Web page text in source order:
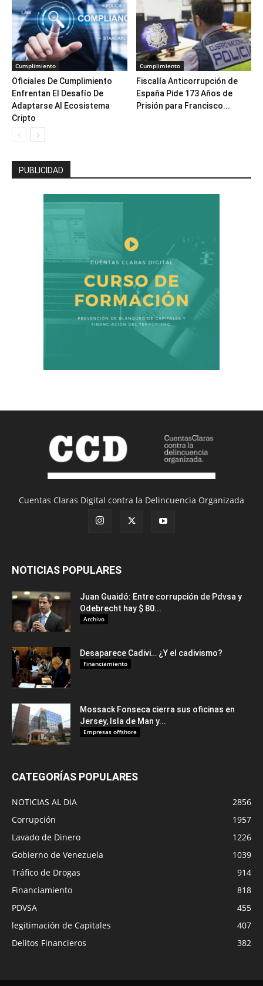
Cumplimiento
Oficiales De Cumplimiento
Enfrentan El Desafío De
Adaptarse Al Ecosistema
Cripto
Cumplimiento
Fiscalía Anticorrupción de
España Pide 173 Años de
Prisión para Francisco...
PUBLICIDAD
Cuentas Claras Digital contra la Delincuencia Organizada
NOTICIAS POPULARES
Juan Guaidó: Entre corrupción de Pdvsa y
Odebrecht hay $ 80...
Archivo
Desaparece Cadivi… ¿Y el cadivismo?
Financiamiento
Mossack Fonseca cierra sus oficinas en
Jersey, Isla de Man y...
Empresas offshore
CATEGORÍAS POPULARES
NOTICIAS AL DIA
2856
Corrupción
1957
Lavado de Dinero
1226
Gobierno de Venezuela
1039
Tráfico de Drogas
914
Financiamiento
818
PDVSA
455
legitimación de Capitales
407
Delitos Financieros
382